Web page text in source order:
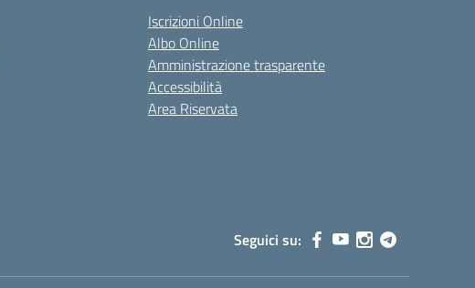
Iscrizioni Online
Albo Online
Amministrazione trasparente
Accessibilità
Area Riservata
Seguici su: